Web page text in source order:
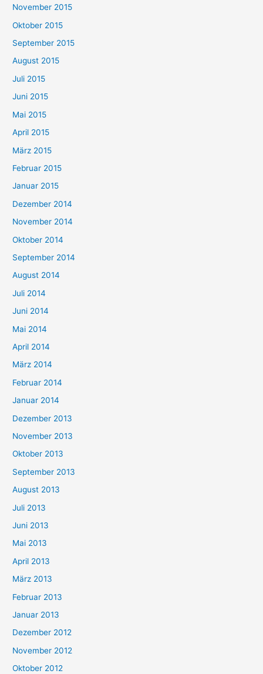
November 2015
Oktober 2015
September 2015
August 2015
Juli 2015
Juni 2015
Mai 2015
April 2015
März 2015
Februar 2015
Januar 2015
Dezember 2014
November 2014
Oktober 2014
September 2014
August 2014
Juli 2014
Juni 2014
Mai 2014
April 2014
März 2014
Februar 2014
Januar 2014
Dezember 2013
November 2013
Oktober 2013
September 2013
August 2013
Juli 2013
Juni 2013
Mai 2013
April 2013
März 2013
Februar 2013
Januar 2013
Dezember 2012
November 2012
Oktober 2012